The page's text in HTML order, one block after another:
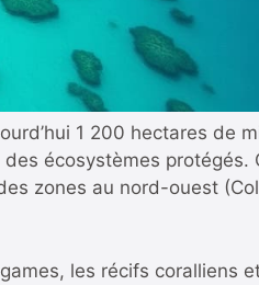
1 200 hectares de
écosystèmes protégés.
zones au nord-ouest
les récifs coralliens